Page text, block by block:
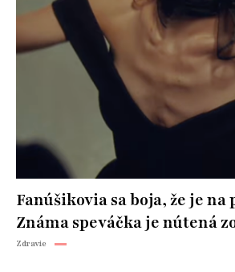
Fanúšikovia sa boja, že je
Známa speváčka je nútená
Zdravie